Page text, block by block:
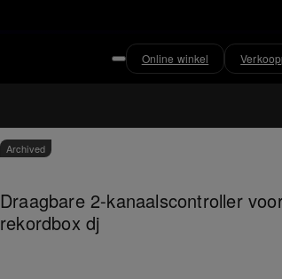
Online winkel
Archived
Draagbare 2-kanaalscontroller
rekordbox dj